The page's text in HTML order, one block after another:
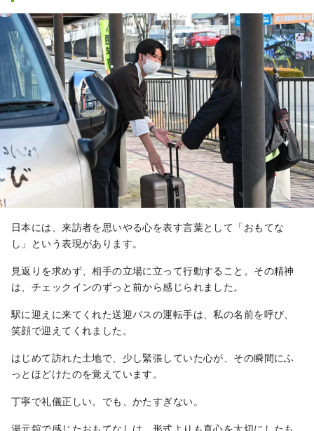
日本には、来訪者を思いやる心を表す言葉として「おもてな
し」という表現があります。
見返りを求めず、相手の立場に立って行動すること。その精神
は、チェックインのずっと前から感じられました。
駅に迎えに来てくれた送迎バスの運転手は、私の名前を呼び、
笑顔で迎えてくれました。
はじめて訪れた土地で、少し緊張していた心が、その瞬間にふ
っとほどけたのを覚えています。
丁寧で礼儀正しい。でも、かたすぎない。